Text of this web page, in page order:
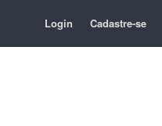
Login Cadastre-se